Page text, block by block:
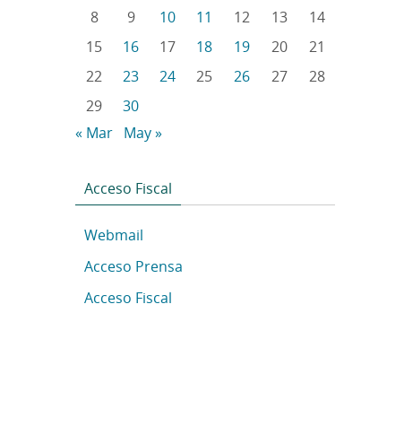
8
9 10 11 12 13
14
15
16 17 18 19 20
21
22
23 24 25 26 27
28
29
30
« Mar May »
Acceso Fiscal
Webmail
Acceso Prensa
Acceso Fiscal